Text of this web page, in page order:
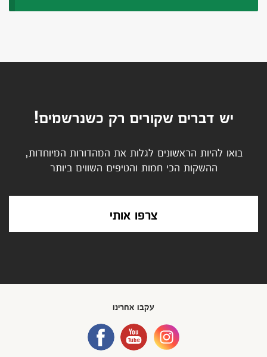
יש דברים שקורים רק כשנרשמים!
בואו להיות הראשונים לגלות את המהדורות המיוחדות,
ההשקות הכי חמות והטיפים השווים ביותר
צרפו אותי
עקבו אחרינו